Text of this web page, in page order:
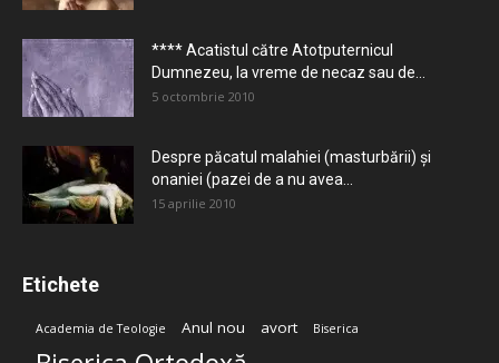
**** Acatistul către Atotputernicul
Dumnezeu, la vreme de necaz sau de...
5 octombrie 2010
Despre păcatul malahiei (masturbării) şi
onaniei (pazei de a nu avea...
15 aprilie 2010
Etichete
Academia de Teologie Anul nou avort Biserica